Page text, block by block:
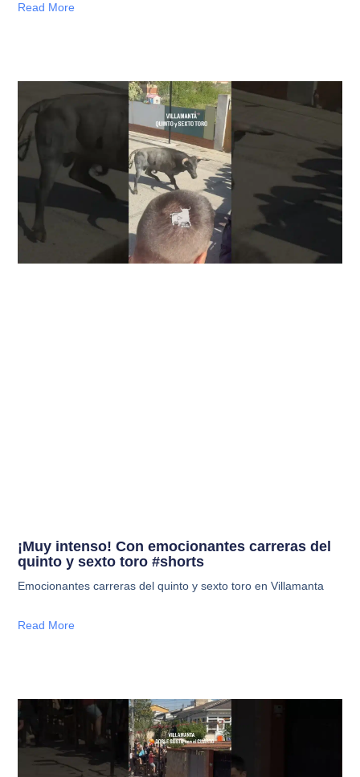
Read More
¡Muy intenso! Con emocionantes carreras del
quinto y sexto toro #shorts
Emocionantes carreras del quinto y sexto toro en Villamanta
Read More